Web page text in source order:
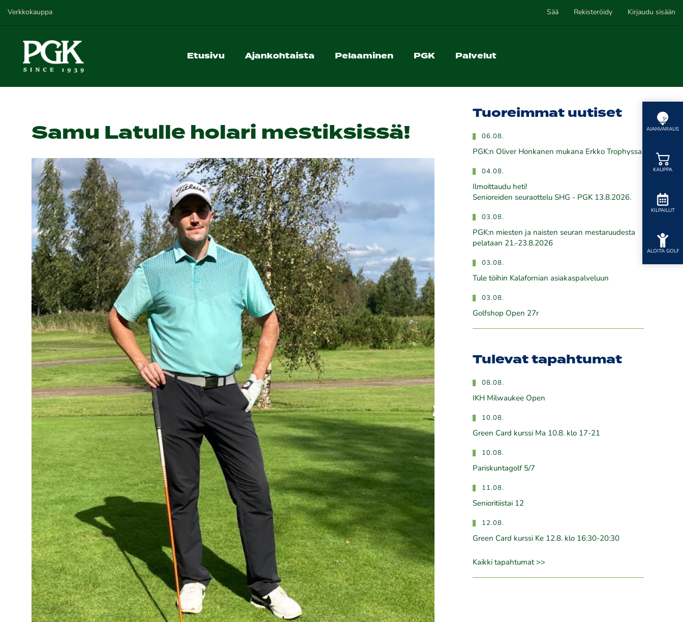
Verkkokauppa Sää Rekisteröidy Kirjaudu sisään
Etusivu Ajankohtaista Pelaaminen PGK Palvelut
AJANVARAUS
KAUPPA
KILPAILUT
ALOITA GOLF
Samu Latulle holari mestiksissä!
Tuoreimmat uutiset
06.08.
PGK:n Oliver Honkanen mukana Erkko Trophyssa
04.08.
Ilmoittaudu heti!
​​​​​​​Senioreiden seuraottelu SHG - PGK 13.8.2026.
03.08.
PGK:n miesten ja naisten seuran mestaruudesta
pelataan 21.-23.8.2026
03.08.
Tule töihin Kalafornian asiakaspalveluun
03.08.
Golfshop Open 27r
Tulevat tapahtumat
08.08.
IKH Milwaukee Open
10.08.
Green Card kurssi Ma 10.8. klo 17-21
10.08.
Pariskuntagolf 5/7
11.08.
Senioritiistai 12
12.08.
Green Card kurssi Ke 12.8. klo 16:30-20:30
Kaikki tapahtumat >>